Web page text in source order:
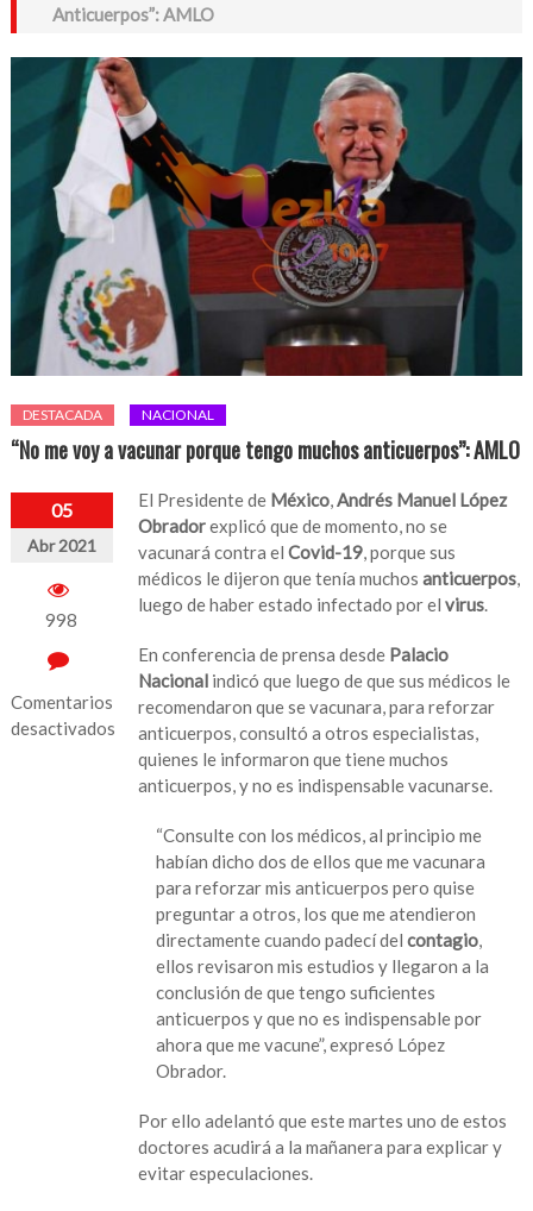
Anticuerpos”: AMLO
DESTACADA NACIONAL
“No me voy a vacunar porque tengo muchos anticuerpos”: AMLO
05
Abr 2021
998
Comentarios
desactivados
El Presidente de México,Andrés Manuel López
Obradorexplicó que de momento, no se
vacunará contra elCovid-19, porque sus
médicos le dijeron que tenía muchosanticuerpos,
luego de haber estado infectado por elvirus.
En conferencia de prensa desde Palacio
Nacional indicó que luego de que sus médicos le
recomendaron que se vacunara, para reforzar
anticuerpos, consultó a otros especialistas,
quienes le informaron que tiene muchos
anticuerpos, y no es indispensable vacunarse.
“Consulte con los médicos, al principio me
habían dicho dos de ellos que me vacunara
para reforzar mis anticuerpos pero quise
preguntar a otros, los que me atendieron
directamente cuando padecí delcontagio,
ellos revisaron mis estudios y llegaron a la
conclusión de que tengo suficientes
anticuerpos y que no es indispensable por
ahora que me vacune”, expresó López
Obrador.
Por ello adelantó que este martes uno de estos
doctores acudirá a la mañanera para explicar y
evitar especulaciones.